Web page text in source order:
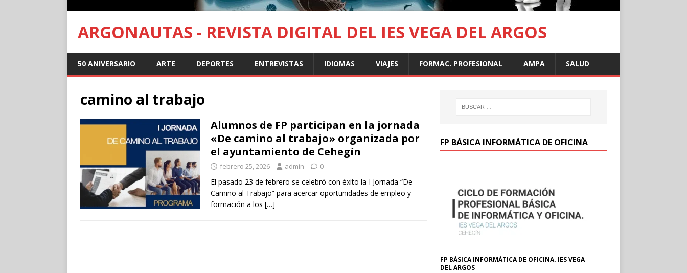
ARGONAUTAS - REVISTA DIGITAL DEL IES VEGA DEL ARGOS
50 ANIVERSARIO ARTE DEPORTES ENTREVISTAS IDIOMAS VIAJES FORMAC. PROFESIONAL AMPA SALUD
camino al trabajo
Alumnos de FP participan en la jornada
«De camino al trabajo» organizada por
el ayuntamiento de Cehegín
febrero 25, 2026 admin 0
El pasado 23 de febrero se celebró con éxito la I Jornada “De
Camino al Trabajo” para acercar oportunidades de empleo y
formación a los […]
FP BÁSICA INFORMÁTICA DE OFICINA
FP BÁSICA INFORMÁTICA DE OFICINA. IES VEGA
DEL ARGOS